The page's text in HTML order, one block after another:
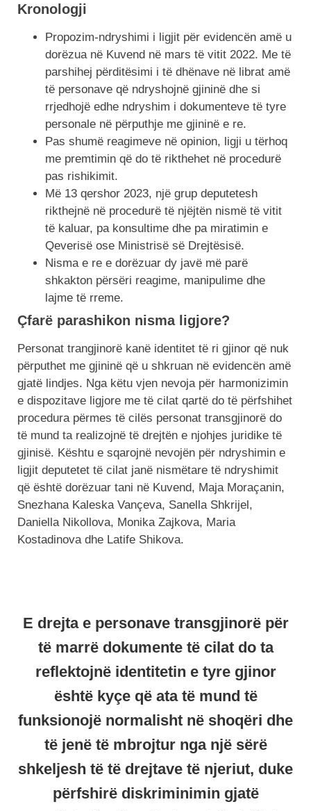
Kronologji
Propozim-ndryshimi i ligjit për evidencën amë u
dorëzua në Kuvend në mars të vitit 2022. Me të
parshihej përditësimi i të dhënave në librat amë
të personave që ndryshojnë gjininë dhe si
rrjedhojë edhe ndryshim i dokumenteve të tyre
personale në përputhje me gjininë e re.
Pas shumë reagimeve në opinion, ligji u tërhoq
me premtimin që do të rikthehet në procedurë
pas rishikimit.
Më 13 qershor 2023, një grup deputetesh
rikthejnë në procedurë të njëjtën nismë të vitit
të kaluar, pa konsultime dhe pa miratimin e
Qeverisë ose Ministrisë së Drejtësisë.
Nisma e re e dorëzuar dy javë më parë
shkakton përsëri reagime, manipulime dhe
lajme të rreme.
Çfarë parashikon nisma ligjore?
Personat trangjinorë kanë identitet të ri gjinor që nuk
përputhet me gjininë që u shkruan në evidencën amë
gjatë lindjes. Nga këtu vjen nevoja për harmonizimin
e dispozitave ligjore me të cilat qartë do të përfshihet
procedura përmes të cilës personat transgjinorë do
të mund ta realizojnë të drejtën e njohjes juridike të
gjinisë. Kështu e sqarojnë nevojën për ndryshimin e
ligjit deputetet të cilat janë nismëtare të ndryshimit
që është dorëzuar tani në Kuvend, Maja Moraçanin,
Snezhana Kaleska Vançeva, Sanella Shkrijel,
Daniella Nikollova, Monika Zajkova, Maria
Kostadinova dhe Latife Shikova.
E drejta e personave transgjinorë për
të marrë dokumente të cilat do ta
reflektojnë identitetin e tyre gjinor
është kyçe që ata të mund të
funksionojë normalisht në shoqëri dhe
të jenë të mbrojtur nga një sërë
shkeljesh të të drejtave të njeriut, duke
përfshirë diskriminimin gjatë